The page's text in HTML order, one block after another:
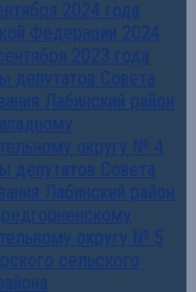
2024 года
Федерации 2024
2023 года
депутатов Совета
Лабинский район
округу № 4
депутатов Совета
Лабинский район
округу № 5
сельского